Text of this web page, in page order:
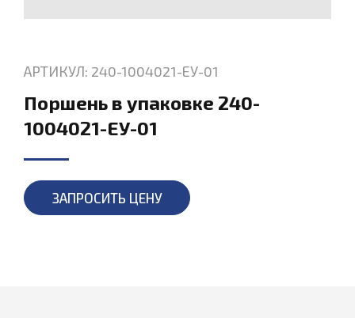
АРТИКУЛ: 240-1004021-ЕУ-01
Поршень в упаковке 240-
1004021-ЕУ-01
ЗАПРОСИТЬ ЦЕНУ